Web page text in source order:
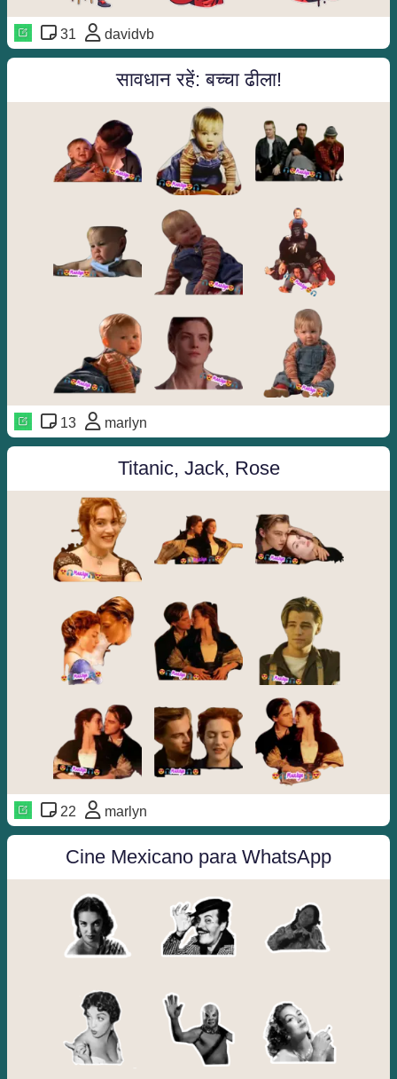
31 davidvb
सावधान रहें: बच्चा ढीला!
13 marlyn
Titanic, Jack, Rose
22 marlyn
Cine Mexicano para WhatsApp